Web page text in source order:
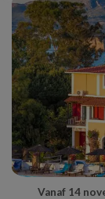
Vanaf 14